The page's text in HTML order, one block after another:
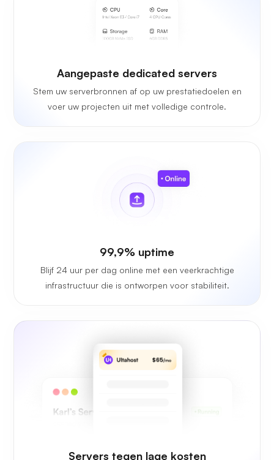
Aangepaste dedicated servers
Stem uw serverbronnen af op uw prestatiedoelen en
voer uw projecten uit met volledige controle.
99,9% uptime
Blijf 24 uur per dag online met een veerkrachtige
infrastructuur die is ontworpen voor stabiliteit.
Servers tegen lage kosten